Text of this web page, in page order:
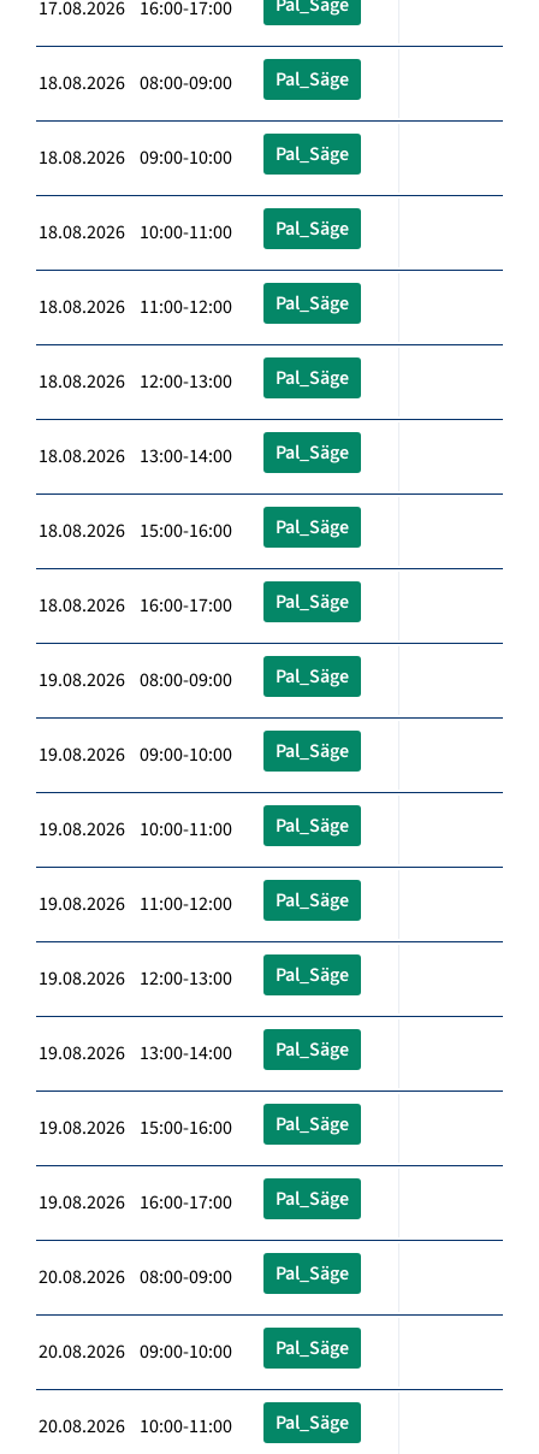
17.08.2026 16:00-17:00
18.08.2026 08:00-09:00 Pal_Säge
18.08.2026 09:00-10:00 Pal_Säge
18.08.2026 10:00-11:00 Pal_Säge
18.08.2026 11:00-12:00 Pal_Säge
18.08.2026 12:00-13:00 Pal_Säge
18.08.2026 13:00-14:00 Pal_Säge
18.08.2026 15:00-16:00 Pal_Säge
18.08.2026 16:00-17:00 Pal_Säge
19.08.2026 08:00-09:00 Pal_Säge
19.08.2026 09:00-10:00 Pal_Säge
19.08.2026 10:00-11:00 Pal_Säge
19.08.2026 11:00-12:00 Pal_Säge
19.08.2026 12:00-13:00 Pal_Säge
19.08.2026 13:00-14:00 Pal_Säge
19.08.2026 15:00-16:00 Pal_Säge
19.08.2026 16:00-17:00 Pal_Säge
20.08.2026 08:00-09:00 Pal_Säge
20.08.2026 09:00-10:00 Pal_Säge
20.08.2026 10:00-11:00 Pal_Säge